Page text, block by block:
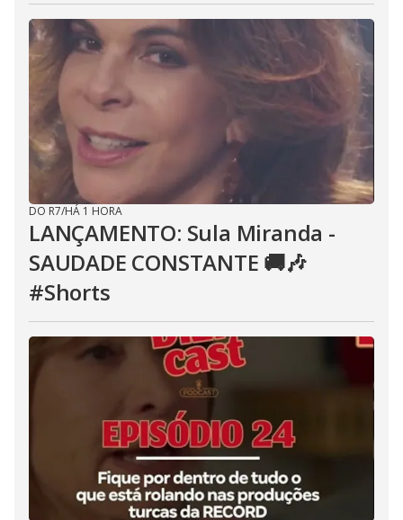
DO R7/HÁ 1 HORA
LANÇAMENTO: Sula Miranda -
SAUDADE CONSTANTE 🚚🎶
#Shorts